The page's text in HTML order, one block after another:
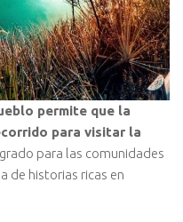
permite que la
para visitar la
para las comunidades
de historias ricas en